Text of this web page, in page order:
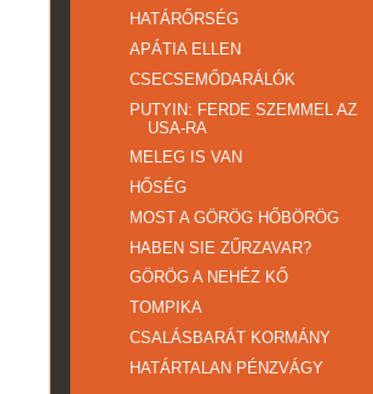
HATÁRŐRSÉG
APÁTIA ELLEN
CSECSEMŐDARÁLÓK
PUTYIN: FERDE SZEMMEL AZ
USA-RA
MELEG IS VAN
HŐSÉG
MOST A GÖRÖG HŐBÖRÖG
HABEN SIE ZŰRZAVAR?
GÖRÖG A NEHÉZ KŐ
TOMPIKA
CSALÁSBARÁT KORMÁNY
HATÁRTALAN PÉNZVÁGY